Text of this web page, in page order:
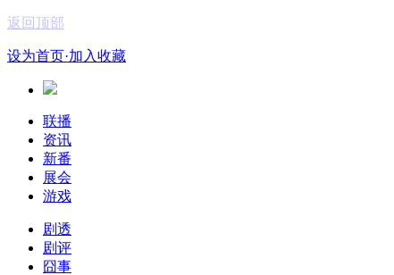
返回顶部
设为首页·加入收藏
联播
资讯
新番
展会
游戏
剧透
剧评
囧事